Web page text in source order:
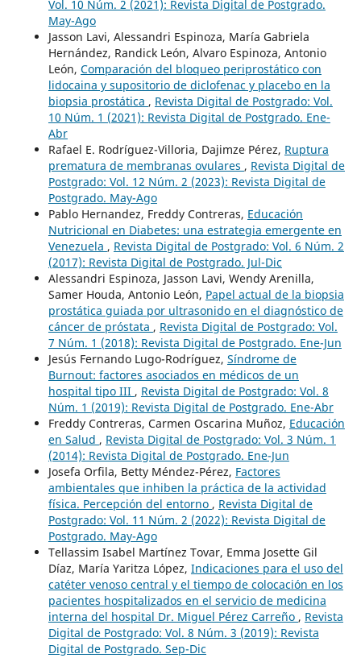
Vol. 10 Núm. 2 (2021): Revista Digital de Postgrado.
May-Ago
Jasson Lavi, Alessandri Espinoza, María Gabriela
Hernández, Randick León, Alvaro Espinoza, Antonio
León, Comparación del bloqueo periprostático con
lidocaina y supositorio de diclofenac y placebo en la
biopsia prostática , Revista Digital de Postgrado: Vol.
10 Núm. 1 (2021): Revista Digital de Postgrado. Ene-
Abr
Rafael E. Rodríguez-Villoria, Dajimze Pérez, Ruptura
prematura de membranas ovulares , Revista Digital de
Postgrado: Vol. 12 Núm. 2 (2023): Revista Digital de
Postgrado. May-Ago
Pablo Hernandez, Freddy Contreras, Educación
Nutricional en Diabetes: una estrategia emergente en
Venezuela , Revista Digital de Postgrado: Vol. 6 Núm. 2
(2017): Revista Digital de Postgrado. Jul-Dic
Alessandri Espinoza, Jasson Lavi, Wendy Arenilla,
Samer Houda, Antonio León, Papel actual de la biopsia
prostática guiada por ultrasonido en el diagnóstico de
cáncer de próstata , Revista Digital de Postgrado: Vol.
7 Núm. 1 (2018): Revista Digital de Postgrado. Ene-Jun
Jesús Fernando Lugo-Rodríguez, Síndrome de
Burnout: factores asociados en médicos de un
hospital tipo III , Revista Digital de Postgrado: Vol. 8
Núm. 1 (2019): Revista Digital de Postgrado. Ene-Abr
Freddy Contreras, Carmen Oscarina Muñoz, Educación
en Salud , Revista Digital de Postgrado: Vol. 3 Núm. 1
(2014): Revista Digital de Postgrado. Ene-Jun
Josefa Orfila, Betty Méndez-Pérez, Factores
ambientales que inhiben la práctica de la actividad
física. Percepción del entorno , Revista Digital de
Postgrado: Vol. 11 Núm. 2 (2022): Revista Digital de
Postgrado. May-Ago
Tellassim Isabel Martínez Tovar, Emma Josette Gil
Díaz, María Yaritza López, Indicaciones para el uso del
catéter venoso central y el tiempo de colocación en los
pacientes hospitalizados en el servicio de medicina
interna del hospital Dr. Miguel Pérez Carreño , Revista
Digital de Postgrado: Vol. 8 Núm. 3 (2019): Revista
Digital de Postgrado. Sep-Dic